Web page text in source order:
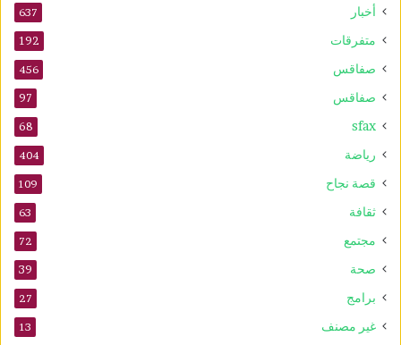
أخبار 637
متفرقات 192
صفاقس 456
صفاقس 97
sfax
68
رياضة 404
قصة نجاح 109
ثقافة 63
مجتمع 72
صحة 39
برامج 27
غير مصنف 13